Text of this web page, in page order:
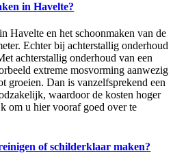
in Havelte?
Havelte en het schoonmaken van de
Echter bij achterstallig onderhoud
achterstallig onderhoud van een
extreme mosvorming aanwezig
groeien. Dan is vanzelfsprekend een
waardoor de kosten hoger
om u hier vooraf goed over te
of schilderklaar maken?